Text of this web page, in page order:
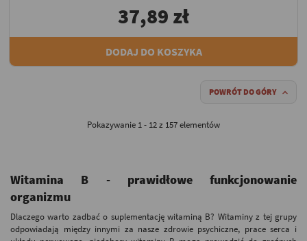
37,89 zł
DODAJ DO KOSZYKA
POWRÓT DO GÓRY 
Pokazywanie 1 - 12 z 157 elementów
Witamina B - prawidłowe funkcjonowanie
organizmu
Dlaczego warto zadbać o suplementację witaminą B? Witaminy z tej grupy
odpowiadają między innymi za nasze zdrowie psychiczne, prace serca i